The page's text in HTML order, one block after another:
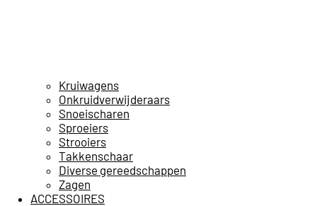
Kruiwagens
Onkruidverwijderaars
Snoeischaren
Sproeiers
Strooiers
Takkenschaar
Diverse gereedschappen
Zagen
ACCESSOIRES